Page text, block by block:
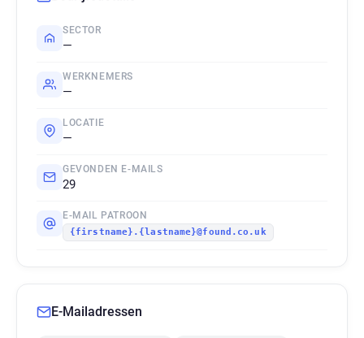
SECTOR
—
WERKNEMERS
—
LOCATIE
—
GEVONDEN E-MAILS
29
E-MAIL PATROON
{firstname}.{lastname}@found.co.uk
E-Mailadressen